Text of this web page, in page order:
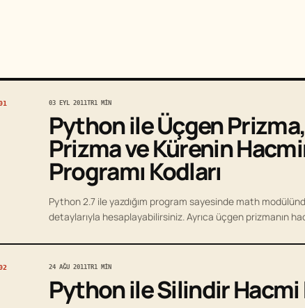
03 EYL 2011TR1 MIN
Python ile Üçgen
Prizma ve Kürenin
Programı Kodları
Python 2.7 ile yazdığım program sayesinde math
detaylarıyla hesaplayabilirsiniz. Ayrıca üçgen prizmanın
24 AĞU 2011TR1 MIN
Python ile Silindir